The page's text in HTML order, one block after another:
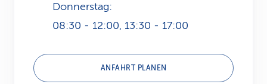
Donnerstag:
08:30 - 12:00, 13:30 - 17:00
ANFAHRT PLANEN